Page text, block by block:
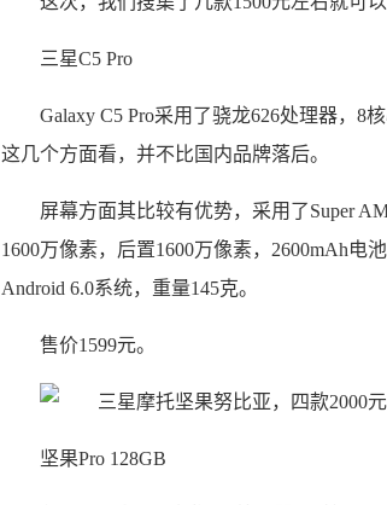
三星C5 Pro
Galaxy C5 Pro采用了骁龙626处理器，8
这几个方面看，并不比国内品牌落后。
屏幕方面其比较有优势，采用了Super
1600万像素，后置1600万像素，2600mAh电
Android 6.0系统，重量145克。
售价1599元。
坚果Pro 128GB